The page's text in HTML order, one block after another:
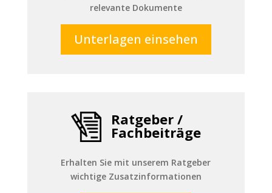
relevante Dokumente
Unterlagen einsehen
Ratgeber /
Fachbeiträge
Erhalten Sie mit unserem Ratgeber
wichtige Zusatzinformationen